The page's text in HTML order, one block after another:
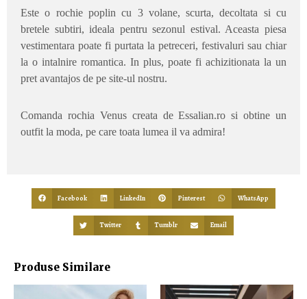
Este o rochie poplin cu 3 volane, scurta, decoltata si cu
bretele subtiri, ideala pentru sezonul estival. Aceasta piesa
vestimentara poate fi purtata la petreceri, festivaluri sau chiar
la o intalnire romantica. In plus, poate fi achizitionata la un
pret avantajos de pe site-ul nostru.
Comanda rochia Venus creata de Essalian.ro si obtine un
outfit la moda, pe care toata lumea il va admira!
Facebook LinkedIn Pinterest WhatsApp
Twitter Tumblr Email
Produse Similare